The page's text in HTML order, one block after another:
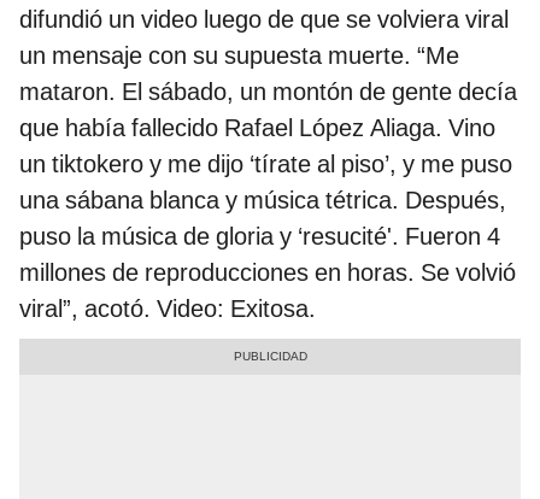
difundió un video luego de que se volviera viral
un mensaje con su supuesta muerte. “Me
mataron. El sábado, un montón de gente decía
que había fallecido Rafael López Aliaga. Vino
un tiktokero y me dijo ‘tírate al piso’, y me puso
una sábana blanca y música tétrica. Después,
puso la música de gloria y ‘resucité'. Fueron 4
millones de reproducciones en horas. Se volvió
viral”, acotó. Video: Exitosa.